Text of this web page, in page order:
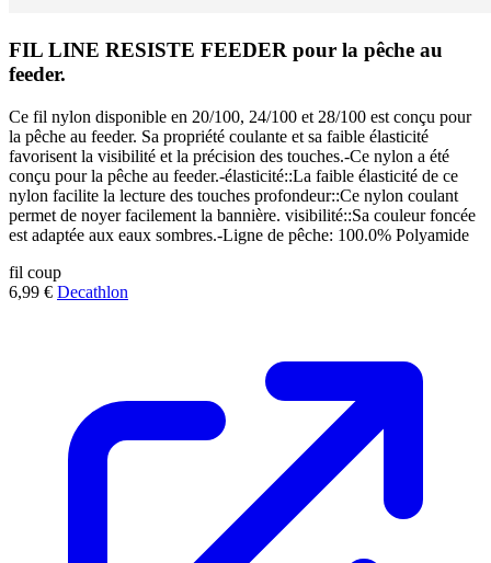
FIL LINE RESISTE FEEDER pour la pêche au
feeder.
Ce fil nylon disponible en 20/100, 24/100 et 28/100 est conçu pour
la pêche au feeder. Sa propriété coulante et sa faible élasticité
favorisent la visibilité et la précision des touches.-Ce nylon a été
conçu pour la pêche au feeder.-élasticité::La faible élasticité de ce
nylon facilite la lecture des touches profondeur::Ce nylon coulant
permet de noyer facilement la bannière. visibilité::Sa couleur foncée
est adaptée aux eaux sombres.-Ligne de pêche: 100.0% Polyamide
fil coup
6,99 € Decathlon